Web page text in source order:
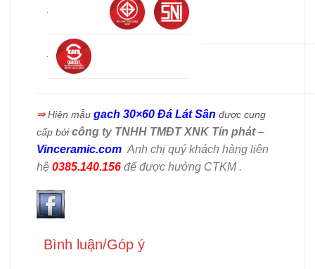
⇒Hiện mẫu gach 30×60 Đá Lát Sân được cung
cấp bởi công ty TNHH TMĐT XNK Tín phát–
Vinceramic.com Anh chị quý khách hàng liên
hệ 0385.140.156để được hưởng CTKM .
Bình luận/Góp ý